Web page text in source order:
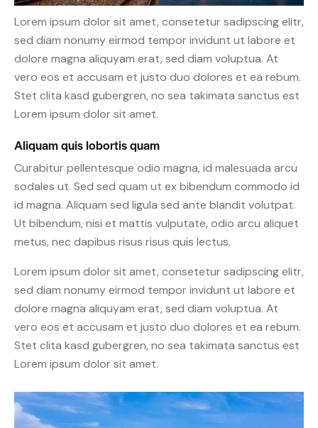
Lorem ipsum dolor sit amet, consetetur sadipscing elitr,
sed diam nonumy eirmod tempor invidunt ut labore et
dolore magna aliquyam erat, sed diam voluptua. At
vero eos et accusam et justo duo dolores et ea rebum.
Stet clita kasd gubergren, no sea takimata sanctus est
Lorem ipsum dolor sit amet.
Aliquam quis lobortis quam
Curabitur pellentesque odio magna, id malesuada arcu
sodales ut. Sed sed quam ut ex bibendum commodo id
id magna. Aliquam sed ligula sed ante blandit volutpat.
Ut bibendum, nisi et mattis vulputate, odio arcu aliquet
metus, nec dapibus risus risus quis lectus.
Lorem ipsum dolor sit amet, consetetur sadipscing elitr,
sed diam nonumy eirmod tempor invidunt ut labore et
dolore magna aliquyam erat, sed diam voluptua. At
vero eos et accusam et justo duo dolores et ea rebum.
Stet clita kasd gubergren, no sea takimata sanctus est
Lorem ipsum dolor sit amet.